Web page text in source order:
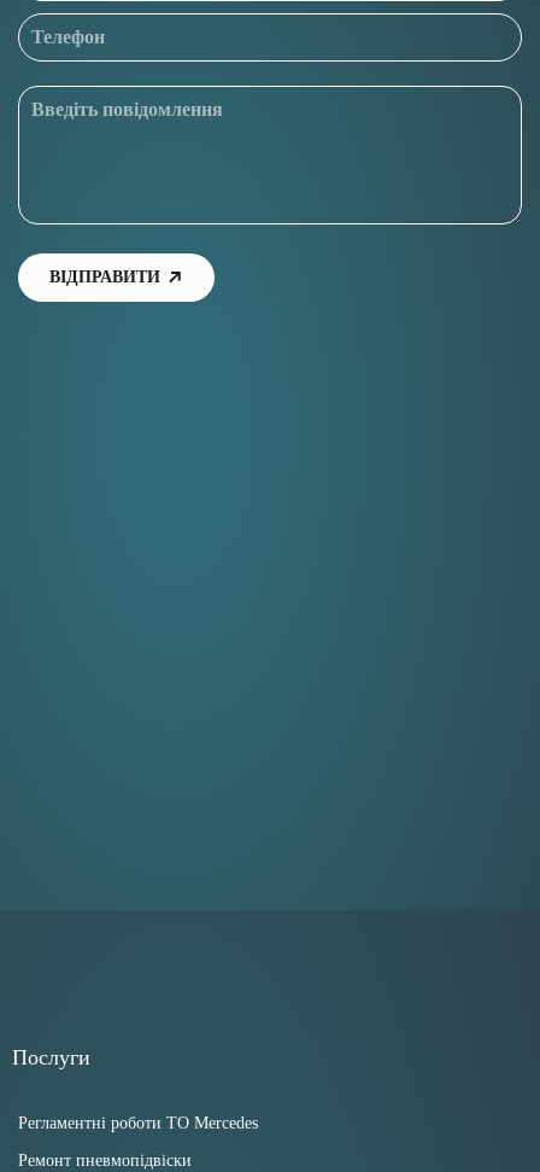
ВІДПРАВИТИ
Послуги
Регламентні роботи ТО Mercedes
Ремонт пневмопідвіски